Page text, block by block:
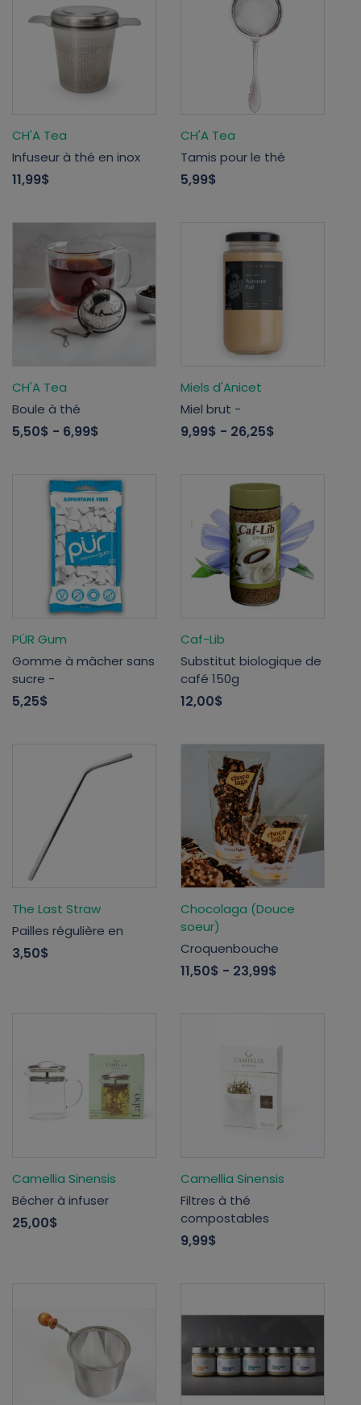
CH'A Tea
Infuseur à thé en inox
11,99$
CH'A Tea
Tamis pour le thé
5,99$
CH'A Tea
Boule à thé
5,50$ - 6,99$
Miels d'Anicet
Miel brut -
9,99$ - 26,25$
PÜR Gum
Gomme à mâcher sans
sucre -
5,25$
Caf-Lib
Substitut biologique de
café 150g
12,00$
The Last Straw
Pailles régulière en
3,50$
Chocolaga (Douce
soeur)
Croquenbouche
11,50$ - 23,99$
Camellia Sinensis
Bécher à infuser
25,00$
Camellia Sinensis
Filtres à thé
compostables
9,99$